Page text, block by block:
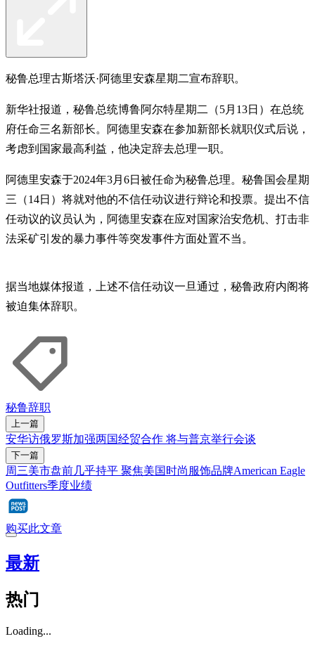
秘鲁总理古斯塔沃·阿德里安森星期二宣布辞职。
新华社报道，秘鲁总统博鲁阿尔特星期二（5月13日）在总统
府任命三名新部长。阿德里安森在参加新部长就职仪式后说，
考虑到国家最高利益，他决定辞去总理一职。
阿德里安森于2024年3月6日被任命为秘鲁总理。秘鲁国会星期
三（14日）将就对他的不信任动议进行辩论和投票。提出不信
任动议的议员认为，阿德里安森在应对国家治安危机、打击非
法采矿引发的暴力事件等突发事件方面处置不当。
据当地媒体报道，上述不信任动议一旦通过，秘鲁政府内阁将
被迫集体辞职。
秘鲁辞职
上一篇
安华访俄罗斯加强两国经贸合作 将与普京举行会谈
下一篇
周三美市盘前几乎持平 聚焦美国时尚服饰品牌American Eagle
Outfitters季度业绩
购买此文章
最新
热门
Loading...